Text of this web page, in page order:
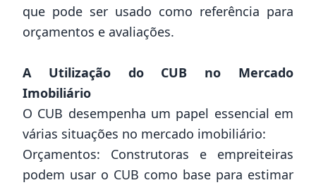
que pode ser usado como referência para
orçamentos e avaliações.
A Utilização do CUB no Mercado
Imobiliário
O CUB desempenha um papel essencial em
várias situações no mercado imobiliário:
Orçamentos: Construtoras e empreiteiras
podem usar o CUB como base para estimar